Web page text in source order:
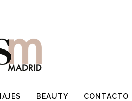
BEAUTY CONTACTO